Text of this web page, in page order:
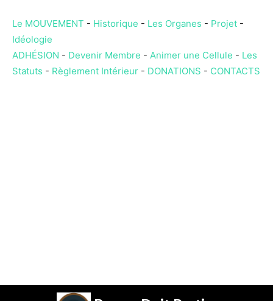
Le MOUVEMENT - Historique - Les Organes - Projet -
Idéologie
ADHÉSION - Devenir Membre - Animer une Cellule - Les
Statuts - Règlement Intérieur - DONATIONS - CONTACTS